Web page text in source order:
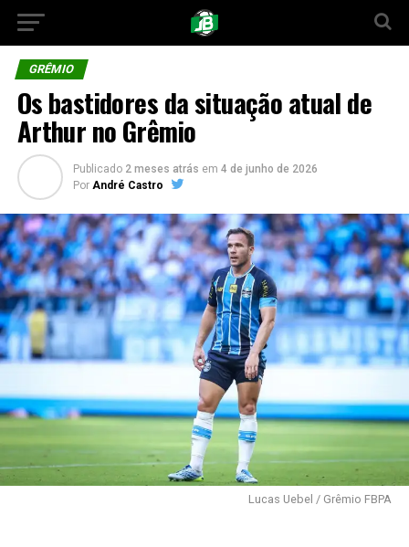
GRÊMIO
Os bastidores da situação atual de
Arthur no Grêmio
Publicado 2 meses atrás em 4 de junho de 2026
Por André Castro
Lucas Uebel / Grêmio FBPA